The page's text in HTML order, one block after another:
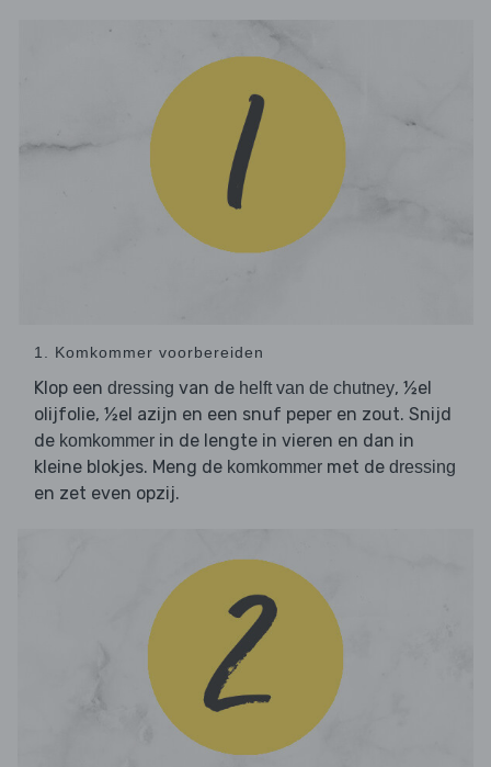
1. Komkommer voorbereiden
Klop een dressing van de helft van de chutney, ½el
olijfolie, ½el azijn en een snuf peper en zout. Snijd
de komkommer in de lengte in vieren en dan in
kleine blokjes. Meng de komkommer met de dressing
en zet even opzij.